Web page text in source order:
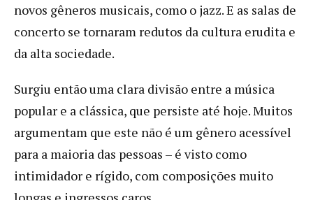
novos gêneros musicais, como o jazz. E as salas de
concerto se tornaram redutos da cultura erudita e
da alta sociedade.
Surgiu então uma clara divisão entre a música
popular e a clássica, que persiste até hoje. Muitos
argumentam que este não é um gênero acessível
para a maioria das pessoas – é visto como
intimidador e rígido, com composições muito